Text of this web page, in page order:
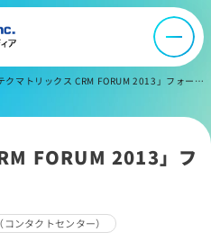
クマトリックス CRM FORUM 2013」フォーラムのお知らせ
FORUM 2013」フ
ンタクトセンター）